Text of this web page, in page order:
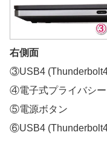
右側面
③USB4
④電子式プライバシ
⑤電源ボタン
⑥USB4